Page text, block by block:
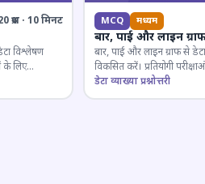
प्रश्न · 10 मिनट
विश्लेषण
के लिए
MCQ मध्यम
बार, पाई और लाइन
बार, पाई और लाइन ग्राफ से
विकसित करें। प्रतियोगी
डेटा व्याख्या प्रश्नोत्तरी